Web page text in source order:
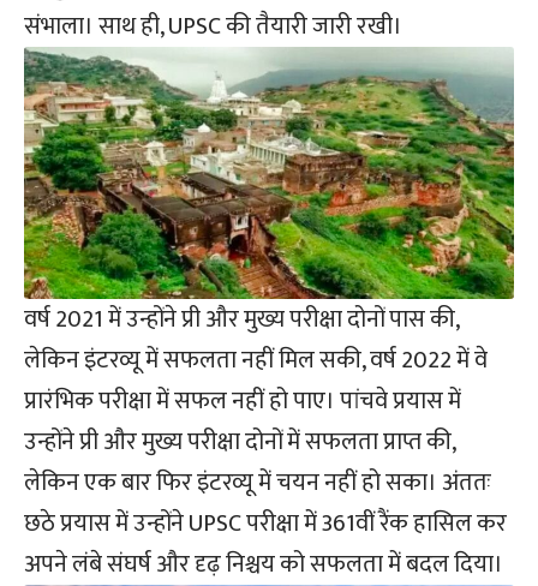
संभाला। साथ ही, UPSC की तैयारी जारी रखी।
वर्ष 2021 में उन्होंने प्री और मुख्य परीक्षा दोनों पास की,
लेकिन इंटरव्यू में सफलता नहीं मिल सकी, वर्ष 2022 में वे
प्रारंभिक परीक्षा में सफल नहीं हो पाए। पांचवे प्रयास में
उन्होंने प्री और मुख्य परीक्षा दोनों में सफलता प्राप्त की,
लेकिन एक बार फिर इंटरव्यू में चयन नहीं हो सका। अंततः
छठे प्रयास में उन्होंने UPSC परीक्षा में 361वीं रैंक हासिल कर
अपने लंबे संघर्ष और दृढ़ निश्चय को सफलता में बदल दिया।